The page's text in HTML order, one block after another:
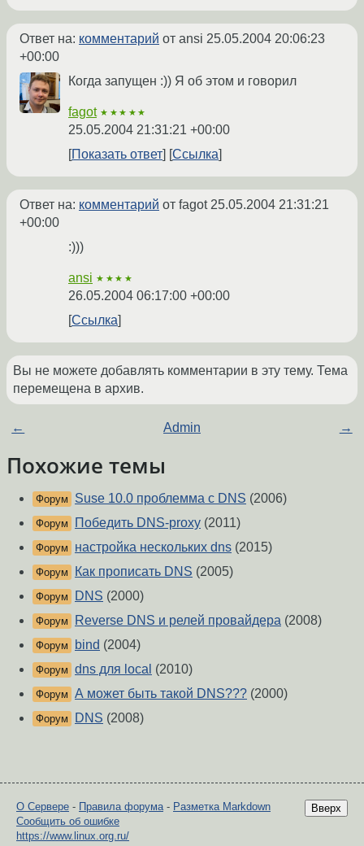
Ответ на: комментарий от ansi 25.05.2004 20:06:23
+00:00
Когда запущен :)) Я об этом и говорил
fagot ★★★★★
25.05.2004 21:31:21 +00:00
Показать ответ
Ссылка
Ответ на: комментарий от fagot25.05.2004 21:31:21
+00:00
:)))
ansi ★★★★
26.05.2004 06:17:00 +00:00
Ссылка
Вы не можете добавлять комментарии в эту тему. Тема
перемещена в архив.
← Admin →
Похожие темы
Форум Suse 10.0 проблемма с DNS (2006)
Форум Победить DNS-proxy (2011)
Форум настройка нескольких dns (2015)
Форум Как прописать DNS (2005)
Форум DNS (2000)
Форум Reverse DNS и релей провайдера (2008)
Форум bind (2004)
Форум dns для local (2010)
Форум А может быть такой DNS??? (2000)
Форум DNS (2008)
Вверх
О Сервере - Правила форума- Разметка Markdown
Сообщить об ошибке
https://www.linux.org.ru/